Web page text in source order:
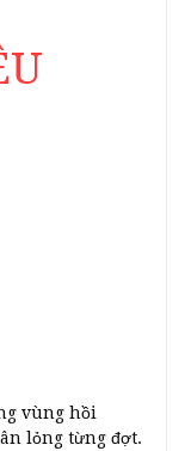
vùng hồi
lỏng từng đợt.